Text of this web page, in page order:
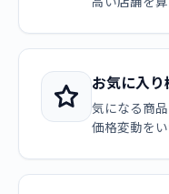
お気に入り
気になる商
価格変動を